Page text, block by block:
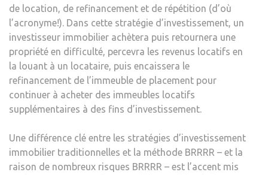
de location, de refinancement et de répétition (d’où
l’acronyme!). Dans cette stratégie d’investissement, un
investisseur immobilier achètera puis retournera une
propriété en difficulté, percevra les revenus locatifs en
la louant à un locataire, puis encaissera le
refinancement de l’immeuble de placement pour
continuer à acheter des immeubles locatifs
supplémentaires à des fins d’investissement.
Une différence clé entre les stratégies d’investissement
immobilier traditionnelles et la méthode BRRRR – et la
raison de nombreux risques BRRRR – est l’accent mis